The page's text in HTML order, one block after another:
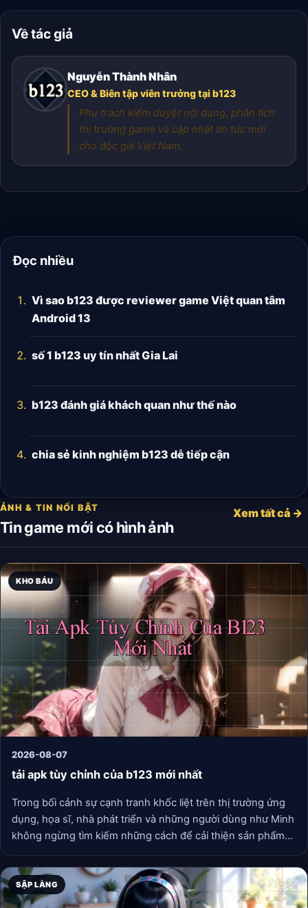
Về tác giả
Nguyễn Thành Nhân
CEO & Biên tập viên trưởng tại b123
Phụ trách kiểm duyệt nội dung, phân tích
thị trường game và cập nhật tin tức mới
cho độc giả Việt Nam.
Đọc nhiều
Vì sao b123 được reviewer game Việt quan tâm
Android 13
số 1 b123 uy tín nhất Gia Lai
b123 đánh giá khách quan như thế nào
chia sẻ kinh nghiệm b123 dễ tiếp cận
ẢNH & TIN NỔI BẬT
Tin game mới có hình ảnh
Xem tất cả →
KHO BÁU
2026-08-07
tải apk tùy chỉnh của b123 mới nhất
Trong bối cảnh sự cạnh tranh khốc liệt trên thị trường ứng
dụng, họa sĩ, nhà phát triển và những người dùng như Minh
không ngừng tìm kiếm những cách để cải thiện sản phẩm
của mình. Họ không chỉ đơn thuần tạo ra một sản phẩm, mà
còn là sự kết nối giữa người với người. Những câu chuyện
buồn vui của hàng triệu người dùng đã, đang và sẽ trở
thành nguồn cảm hứng vô tận cho những thế hệ sáng tạo
SẬP LÀNG